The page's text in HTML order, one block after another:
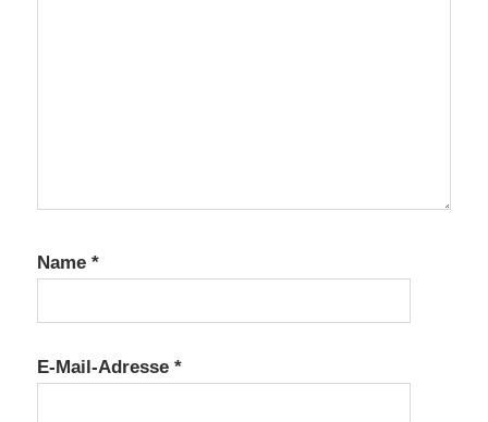
Name *
E-Mail-Adresse *